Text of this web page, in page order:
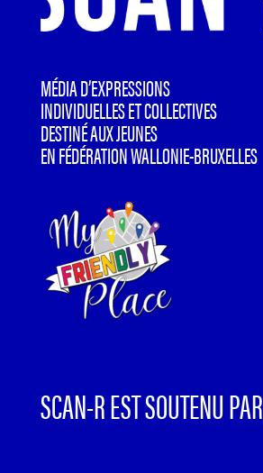
MÉDIA D’EXPRESSIONS
INDIVIDUELLES ET COLLECTIVES
DESTINÉ AUX JEUNES
EN FÉDÉRATION WALLONIE-BRUXELLES
SCAN-R EST SOUTENU PAR